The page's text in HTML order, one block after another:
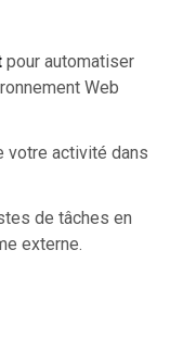
pour automatiser
Web
votre activité dans
de tâches en
externe.